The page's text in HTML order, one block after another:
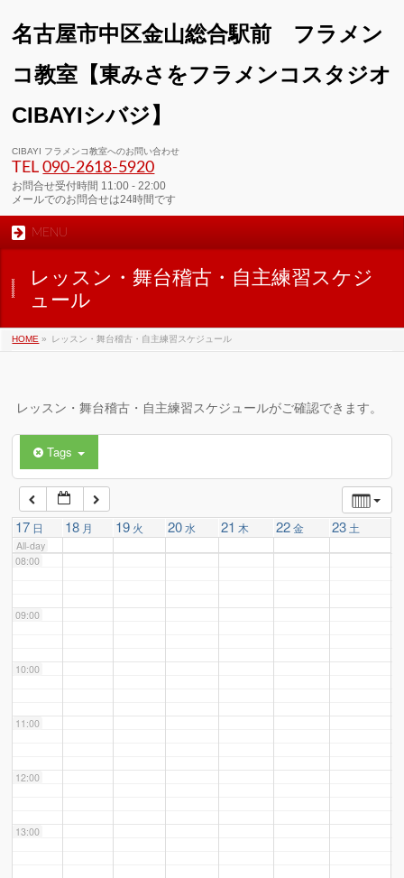
名古屋市中区金山総合駅前 フラメン
コ教室【東みさをフラメンコスタジオ
CIBAYIシバジ】
CIBAYI フラメンコ教室へのお問い合わせ
TEL090-2618‐5920
お問合せ受付時間 11:00 - 22:00
メールでのお問合せは24時間です
MENU
レッスン・舞台稽古・自主練習スケジ
ュール
HOME » レッスン・舞台稽古・自主練習スケジュール
レッスン・舞台稽古・自主練習スケジュールがご確認できます。
Tags
17 日 18 月 19 火 20水 21 木 22金 23 土
All-day
01:00
02:00
03:00
04:00
06:00
07:00
08:00
09:00
10:00
11:00
12:00
13:00